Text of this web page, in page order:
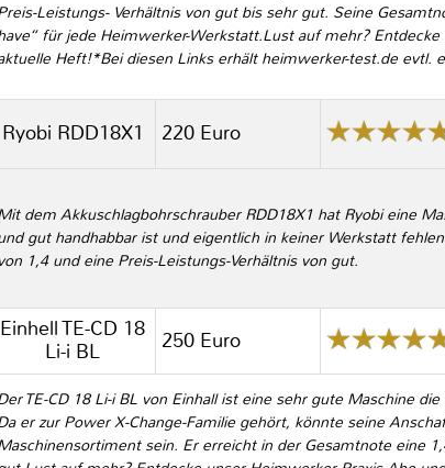
Leistungs- Verhältnis von gut bis sehr gut. Seine
für jede Heimwerker-Werkstatt.Lust auf mehr?
Heft!*Bei diesen Links erhält heimwerker-test.de evtl.
Ryobi RDD18X1 220 Euro
dem Akkuschlagbohrschrauber RDD18X1 hat Ryobi eine
gut handhabbar ist und eigentlich in keiner Werkstatt
von 1,4 und eine Preis-Leistungs-Verhältnis von gut.
Einhell TE-CD 18
Li-i BL
250 Euro
TE-CD 18 Li-i BL von Einhall ist eine sehr gute Maschine
er zur Power X-Change-Familie gehört, könnte seine
sein. Er erreicht in der Gesamtnote eine